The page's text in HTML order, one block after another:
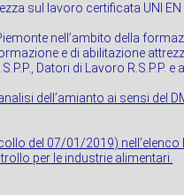
sul lavoro certificata UNI EN
nell’ambito della
e di abilitazione
Datori di Lavoro R.S.P.P.
dell’amianto ai sensi del
del 07/01/2019) nell’elenco
per le industrie alimentari.